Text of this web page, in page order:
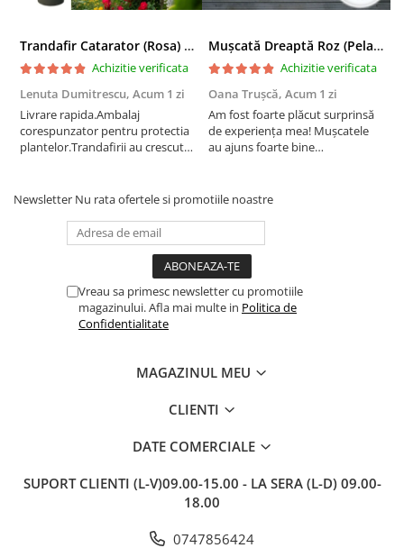
Trandafir Catarator (Rosa) Red Climber - 75cm
Achizitie verificata
Lenuta Dumitrescu, Acum 1 zi
Livrare rapida.Ambalaj
corespunzator pentru protectia
plantelor.Trandafirii au crescut
Mușcată Dreaptă Roz (Pelargonium Zonale)
Achizitie verificata
Oana Trușcă, Acum 1 zi
Am fost foarte plăcut surprinsă
de experiența mea! Mușcatele
au ajuns foarte bine
transportului. Se vede că au fost
Newsletter Nu rata ofertele si promotiile noastre
Vreau sa primesc newsletter cu promotiile
magazinului. Afla mai multe in Politica de
Confidentialitate
MAGAZINUL MEU
CLIENTI
DATE COMERCIALE
SUPORT CLIENTI (L-V)09.00-15.00 - LA SERA (L-D) 09.00-
18.00
0747856424